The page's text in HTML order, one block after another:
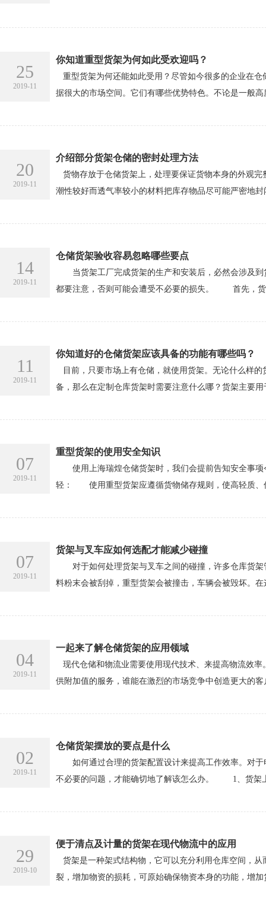
25
2019-11
你知道重型货架为何如此受欢迎吗？
重型货架为何还能如此受用？尽管如今很多的企业在
据很大的市场空间。它们有哪些优势特色。不论是一般
20
2019-11
介绍部分货架仓储的密封处理方法
货物存放于仓储货架上，处理要保证货物本身的外观
潮性较好而透气率较小的材料把库存物品尽可能严密地
14
2019-11
仓储货架验收容易忽略哪些要点
当货架工厂完成货架的生产和安装后，必然会涉及到
都要注意，否则可能会遭受不必要的损失。 首先，货
11
2019-11
你知道好的仓储货架应该具备的功能有哪些吗？
目前，只要市场上有仓储，就使用货架。无论什么样
备，那么在定制仓库货架时需要注意什么哪？货架主要
07
2019-11
重型货架的使用安全知识
使用上海瑞煌仓储货架时，我们会提前告知安全事
轻： 使用重型货架应遵循货物储存规则，使高轻质、
07
2019-11
货架与叉车应如何选配才能减少碰撞
对于如何处理货架与叉车之间的碰撞，许多仓库货架
料粉末会被刮掉，重型货架会被撞击，车辆会被毁坏。
04
2019-11
一起来了解仓储货架的应用领域
现代仓储和物流业需要使用现代技术、来提高物流效
供附加值的服务，谁能在激烈的市场竞争中创造更大的
02
2019-11
仓储货架摆放的要点是什么
如何通过合理的货架配置设计来提高工作效率。对于
不必要的问题，才能确切地了解该怎么办。 1、货架
29
2019-10
便于清点及计量的货架在现代物流中的应用
货架是一种架式结构物，它可以充分利用仓库空间，
裂，增加物资的损耗，可原始确保物资本身的功能，增